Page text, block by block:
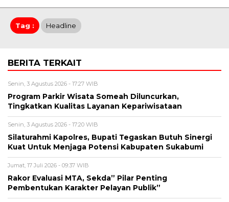
Tag : Headline
BERITA TERKAIT
Senin, 3 Agustus 2026 - 17:27 WIB
Program Parkir Wisata Someah Diluncurkan,
Tingkatkan Kualitas Layanan Kepariwisataan
Senin, 3 Agustus 2026 - 17:20 WIB
Silaturahmi Kapolres, Bupati Tegaskan Butuh Sinergi
Kuat Untuk Menjaga Potensi Kabupaten Sukabumi
Jumat, 17 Juli 2026 - 09:37 WIB
Rakor Evaluasi MTA, Sekda” Pilar Penting
Pembentukan Karakter Pelayan Publik”